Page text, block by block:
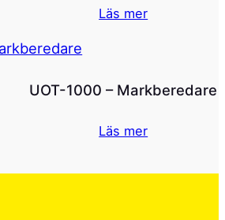
Läs mer
UOT-1000 – Markberedare
Läs mer